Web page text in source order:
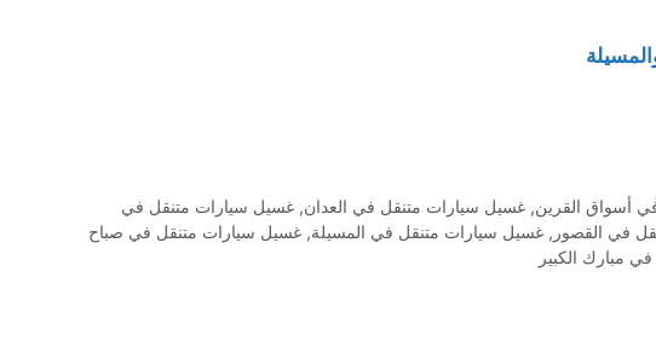
أسواق القرين, غسيل سيارات متنقل في العدان, غسيل سيارات متنقل في
في القصور , غسيل سيارات متنقل في المسيلة, غسيل سيارات متنقل في صباح
مبارك الكبير